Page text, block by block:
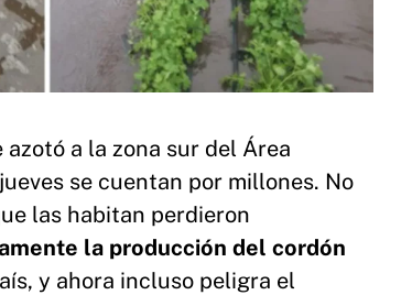
a la zona sur del Área
se cuentan por millones. No
las habitan perdieron
la producción del cordón
y ahora incluso peligra el